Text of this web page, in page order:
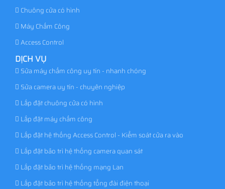
Chuông cửa có hình
Máy Chấm Công
Access Control
DỊCH VỤ
Sửa máy chấm công uy tín - nhanh chóng
Sửa camera uy tín - chuyên nghiệp
Lắp đặt chuông cửa có hình
Lắp đặt máy chấm công
Lắp đặt hệ thống Access Control - Kiểm soát cửa ra vào
Lắp đặt bảo trì hệ thống camera quan sát
Lắp đặt bảo trì hệ thống mạng Lan
Lắp đặt bảo trì hệ thống tổng đài điện thoại